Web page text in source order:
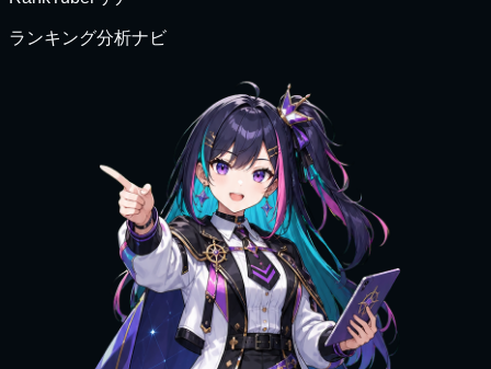
ランキング分析ナビ